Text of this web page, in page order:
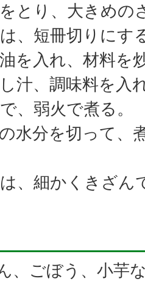
とり、大きめの
、短冊切りにす
を入れ、材料を
汁、調味料を入
、弱火で煮る。
水分を切って、
、細かくきざん
、ごぼう、小芋